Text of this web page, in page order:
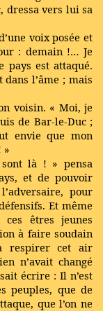
dressa vers lui sa
voix posée et
: demain !… Je
pays est attaqué.
l’âme ; mais
voisin. « Moi, je
de Bar-le-Duc ;
envie que mon
»
là ! » pensa
et de pouvoir
pour
Et même
êtres jeunes
à faire soudain
respirer cet air
n’avait changé
écrire : Il n’est
peuples, que de
que l’on ne